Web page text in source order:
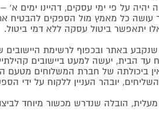
על פי ימי עסקים, דהיינו ימים א'
עושה כל מאמץ מול הספקים להבטיח
יתאפשר ביטול עסקה ללא דמי ביטול.
באתר ובכפוף לרשימת היישובים
עד הבית, יעשה למעט ביישובים
ואין ביכולתה של חברת המשלוחים
יובהר העניין ללקוח על ידי
הובלה שנדרש מכשור מיוחד